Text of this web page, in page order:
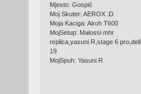
Mjesto: Gospić
Moj Skuter: AEROX :D
Moja Kaciga: Airoh T600
MojSetup: Malossi mhr
replica,yasuni R,stage 6 pro,dell
19
MojSpuh: Yasuni R